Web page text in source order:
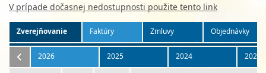
V prípade dočasnej nedostupnosti použite tento link